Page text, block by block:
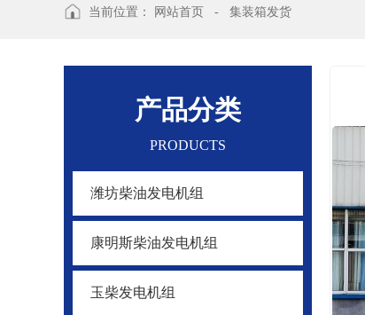
当前位置： 网站首页 - 集装箱发货
产品分类
PRODUCTS
潍坊柴油发电机组
康明斯柴油发电机组
玉柴发电机组